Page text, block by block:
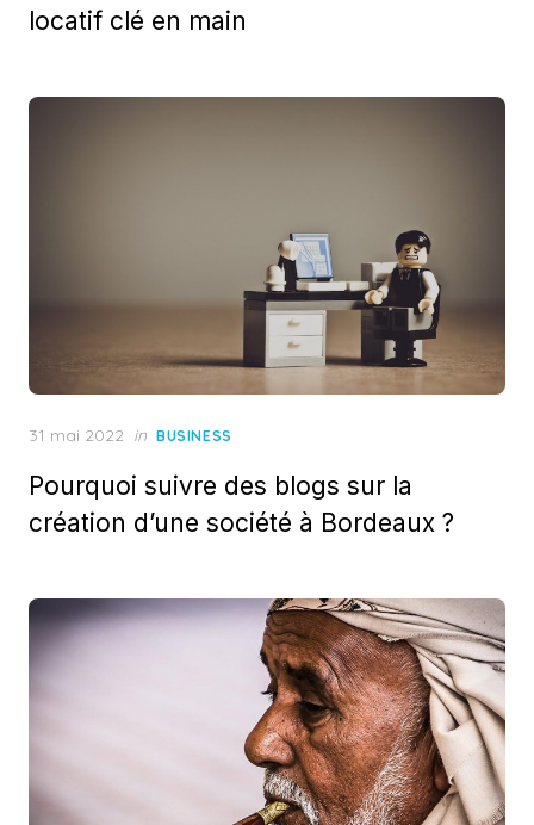
locatif clé en main
Posted
31 mai 2022 in BUSINESS
Pourquoi suivre des blogs sur la
création d’une société à Bordeaux ?